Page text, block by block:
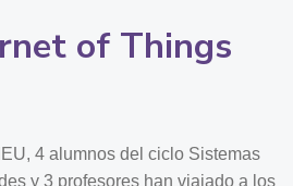
of Things
4 alumnos del ciclo Sistemas
y 3 profesores han viajado a los